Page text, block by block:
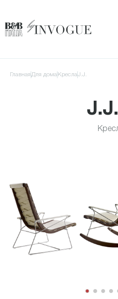
Главная для дома Кресла J.J.
J.J.